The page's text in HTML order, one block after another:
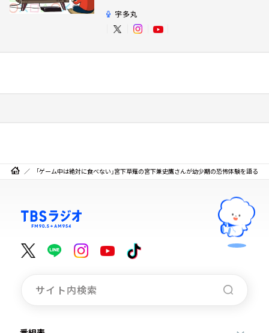
宇多丸
「ゲーム中は絶対に食べない」宮下草薙の宮下兼史鷹さんが幼少期の恐怖体験を語る